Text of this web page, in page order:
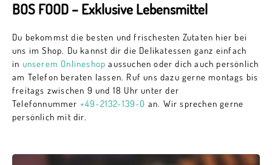
BOS FOOD – Exklusive Lebensmittel
Du bekommst die besten und frischesten Zutaten hier bei
uns im Shop. Du kannst dir die Delikatessen ganz einfach
in unserem Onlineshop aussuchen oder dich auch persönlich
am Telefon beraten lassen. Ruf uns dazu gerne montags bis
freitags zwischen 9 und 18 Uhr unter der
Telefonnummer +49-2132-139-0 an. Wir sprechen gerne
persönlich mit dir.